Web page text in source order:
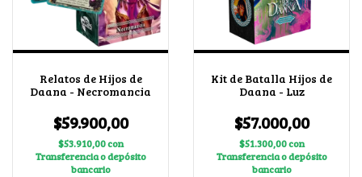
Relatos de Hijos de
Daana - Necromancia
$59.900,00
$53.910,00con
Transferencia o depósito
bancario
Kit de Batalla Hijos de
Daana - Luz
$57.000,00
$51.300,00con
Transferencia o depósito
bancario